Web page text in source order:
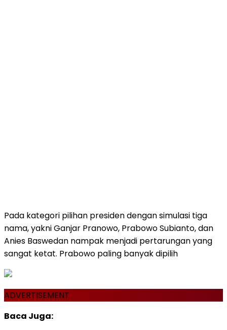
Pada kategori pilihan presiden dengan simulasi tiga
nama, yakni Ganjar Pranowo, Prabowo Subianto, dan
Anies Baswedan nampak menjadi pertarungan yang
sangat ketat. Prabowo paling banyak dipilih
ADVERTISEMENT
Baca Juga: